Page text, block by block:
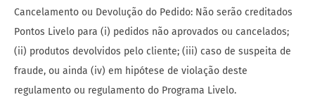
Cancelamento ou Devolução do Pedido: Não serão creditados
Pontos Livelo para (i) pedidos não aprovados ou cancelados;
(ii) produtos devolvidos pelo cliente; (iii) caso de suspeita de
fraude, ou ainda (iv) em hipótese de violação deste
regulamento ou regulamento do Programa Livelo.